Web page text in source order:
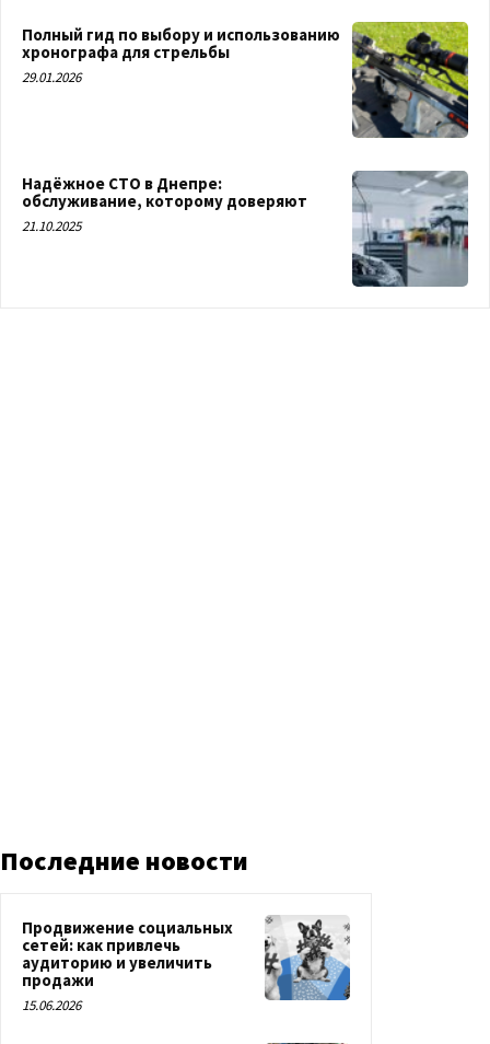
Полный гид по выбору и использованию
хронографа для стрельбы
29.01.2026
Надёжное СТО в Днепре:
обслуживание, которому доверяют
21.10.2025
Последние новости
Продвижение социальных
сетей: как привлечь
аудиторию и увеличить
продажи
15.06.2026